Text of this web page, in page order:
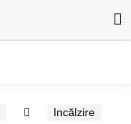
Incălzire